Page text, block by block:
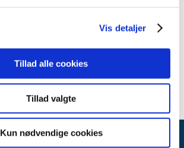
Vis detaljer
Tillad alle cookies
Tillad valgte
Kun nødvendige cookies